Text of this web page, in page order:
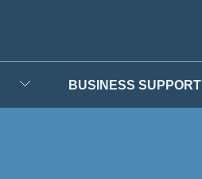
BUSINESS SUPPORT